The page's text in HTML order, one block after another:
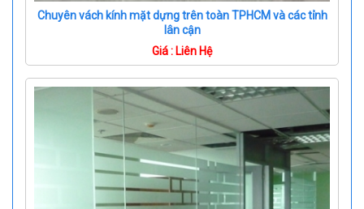
Chuyên vách kính mặt dựng trên toàn TPHCM và các tỉnh
lân cận
Giá : Liên Hệ